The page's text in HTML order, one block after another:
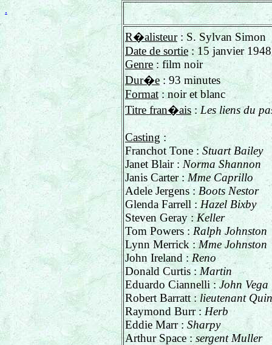
.
R�alisteur: S. Sylvan Simon
Date de sortie: 15 janvier 1948
Genre: film noir
Dur�e : 93 minutes
Format : noir et blanc
Titre fran�ais :Les liens du
Casting :
Franchot Tone : Stuart Bailey
Janet Blair : Norma Shannon
Janis Carter : Mme Caprillo
Adele Jergens : Boots Nestor
Glenda Farrell : Hazel Bixby
Steven Geray :Keller
Tom Powers : Ralph Johnston
Lynn Merrick :Mme Johnston
John Ireland : Reno
Donald Curtis : Martin
Eduardo Ciannelli : John
Robert Barratt : lieutenant
Raymond Burr :Herb
Eddie Marr : Sharpy
Arthur Space :sergent Muller